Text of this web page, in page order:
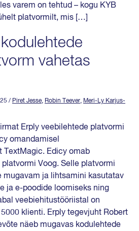
varem on tehtud – kogu KYB
platvormilt, mis […]
vahetas
/ Piret Jesse, Robin Teever, Meri-Ly Karjus-
Erply veebilehtede platvormi
omandamisel
TextMagic. Edicy omab
Voog. Selle platvormi
mugavam ja lihtsamini kasutatav
ja e-poodide loomiseks ning
veebiehitustööriistal on
klienti. Erply tegevjuht Robert
näeb mugavas kodulehtede